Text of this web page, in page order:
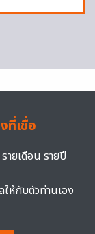
ที่เชื่อ
ายเดือน รายปี
ห้กับตัวท่านเอง